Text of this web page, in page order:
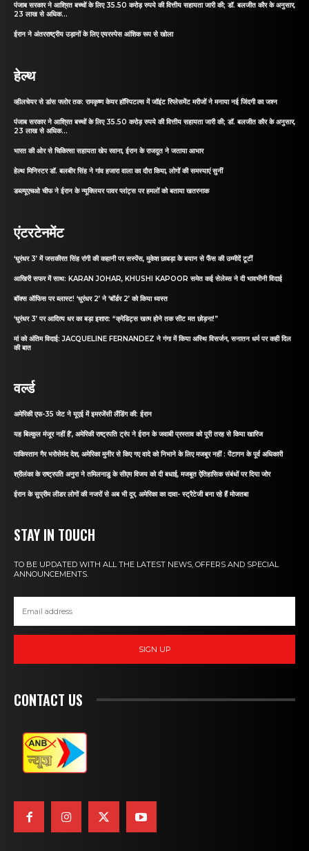
पंजाब सरकार ने आश्रित बच्चों के लिए 35.50 करोड़ रुपये की वित्तीय सहायता जारी की; डॉ. बलजीत कौर के अनुसार,
23 लाख से अधिक...
ईरान ने अंतरराष्ट्रीय उड़ानों के लिए एयरस्पेस आंशिक रूप से खोला
हेल्थ
व्हीलचेयर से डांस फ्लोर तक: रामकृष्ण केयर हॉस्पिटल्स में जॉइंट रिप्लेसमेंट मरीजों ने मनाया नई जिंदगी का जश्न
पंजाब सरकार ने आश्रित बच्चों के लिए 35.50 करोड़ रुपये की वित्तीय सहायता जारी की; डॉ. बलजीत कौर के अनुसार,
23 लाख से अधिक...
भारत की ओर से चिकित्सा सहायता खेप रवाना, ईरान के राजदूत ने जताया आभार
हेल्थ मिनिस्टर डॉ. बलबीर सिंह ने गांव हजारा वाला का दौरा किया, लोगों की समस्याएं सुनीं
डब्ल्यूएचओ चीफ ने ईरान के न्यूक्लियर पावर प्लांट्स पर हमलों को बताया खतरनाक
एंटरटेनमेंट
‘धुरंधर 3’ में जसकीरत सिंह रांगी की कहानी पर सस्पेंस, मुकेश छाबड़ा के बयान से फैंस की उम्मीदें टूटीं
आखिरी सफर में साथ: KARAN JOHAR, KHUSHI KAPOOR समेत कई सेलेब्स ने दी भावभीनी विदाई
बॉक्स ऑफिस पर ब्लास्ट! ‘धुरंधर 2’ ने ‘बॉर्डर 2’ को किया ध्वस्त
‘धुरंधर 3’ पर आदित्य धर का बड़ा इशारा: “क्रेडिट्स खत्म होने तक सीट मत छोड़ना!”
मां को अंतिम विदाई: JACQUELINE FERNANDEZ ने गंगा में किया अस्थि विसर्जन, सनातन धर्म पर कही दिल
की बात
वर्ल्ड
अमेरिकी एफ-35 जेट ने यूएई में इमरजेंसी लैंडिंग की: ईरान
यह बिल्कुल मंजूर नहीं है’, अमेरिकी राष्ट्रपति ट्रंप ने ईरान के जवाबी प्रस्ताव को पूरी तरह से किया खारिज
पाकिस्तान गैर भरोसेमंद देश, अमेरिका मुनीर से किए गए वादे को निभाने के लिए मजबूर नहीं : पेंटागन के पूर्व अधिकारी
श्रीलंका के राष्ट्रपति अनुरा ने तमिलनाडु के सीएम विजय को दी बधाई, मजबूत ऐतिहासिक संबंधों पर दिया जोर
ईरान के सुप्रीम लीडर लोगों की नजरों से अब भी दूर, अमेरिका का दावा- स्ट्रैटेजी बना रहे हैं मोजतबा
STAY IN TOUCH
TO BE UPDATED WITH ALL THE LATEST NEWS, OFFERS AND SPECIAL
ANNOUNCEMENTS.
SIGN UP
CONTACT US